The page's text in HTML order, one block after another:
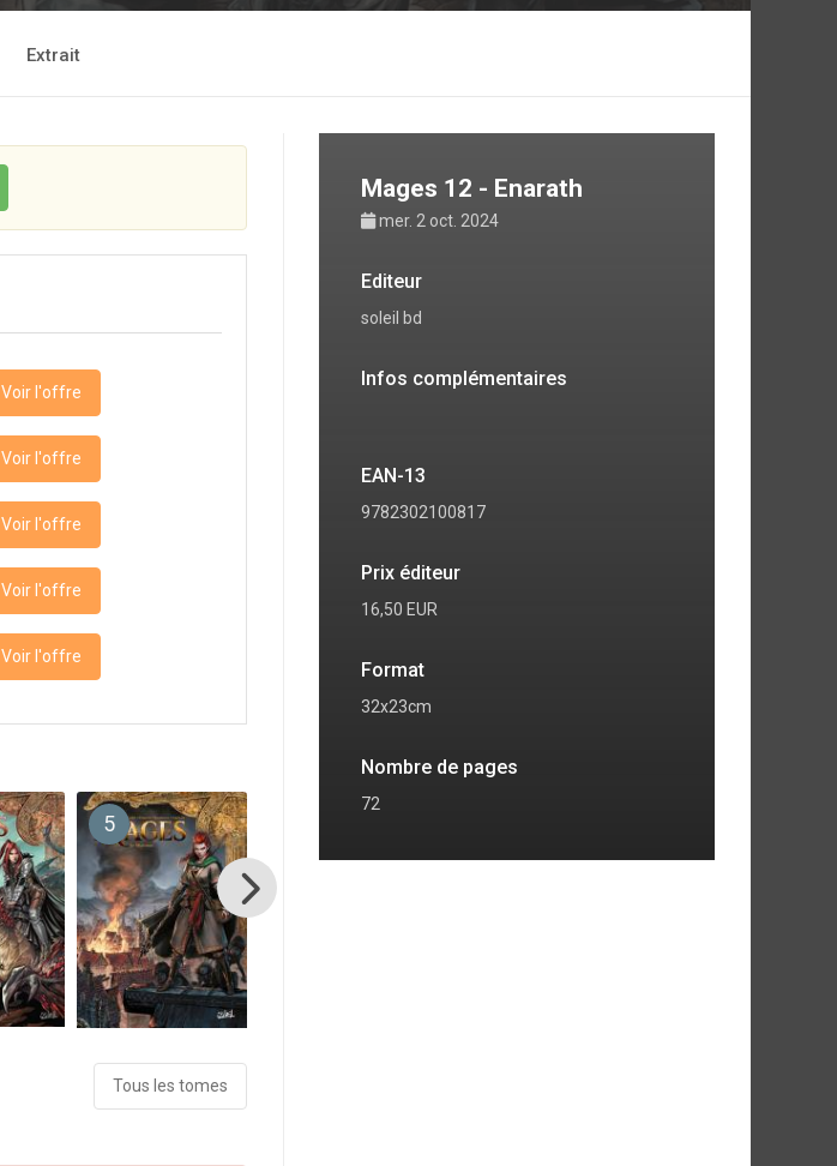
Extrait
Voir l'offre
Voir l'offre
Voir l'offre
Voir l'offre
Voir l'offre
5
Tous les tomes
Mages 12 - Enarath
mer. 2 oct. 2024
Editeur
soleil bd
Infos complémentaires
EAN-13
9782302100817
Prix éditeur
16,50 EUR
Format
32x23cm
Nombre de pages
72